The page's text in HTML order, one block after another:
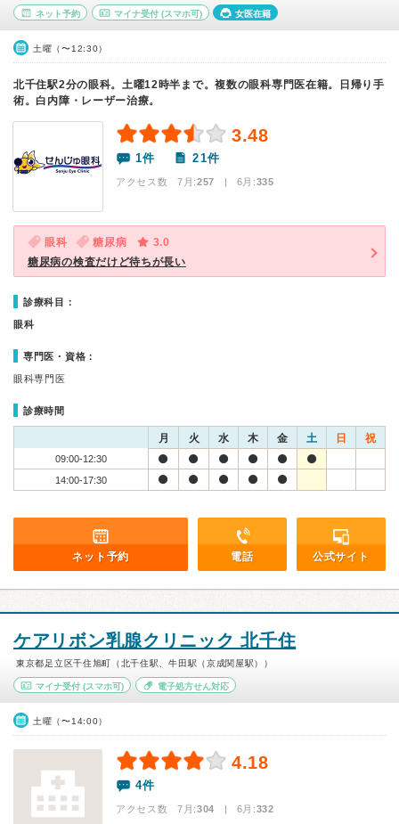
ネット予約 マイナ受付(スマホ可) 女医在籍
土曜（〜12:30）
北千住駅2分の眼科。土曜12時半まで。複数の眼科専門医在籍。日帰り手
術。白内障・レーザー治療。
3.48
1件 21件
アクセス数 7月:257 | 6月:335
眼科 糖尿病
3.0
糖尿病の検査だけど待ちが長い
診療科目：
眼科
専門医・資格：
眼科専門医
診療時間
月 火 水 木 金 土 日 祝
09:00-12:30
14:00-17:30
ネット予約 電話 公式サイト
ケアリボン乳腺クリニック 北千住
東京都足立区千住旭町（北千住駅、牛田駅（京成関屋駅））
マイナ受付 (スマホ可) 電子処方せん対応
土曜（〜14:00）
4.18
4件
アクセス数 7月:304 | 6月:332